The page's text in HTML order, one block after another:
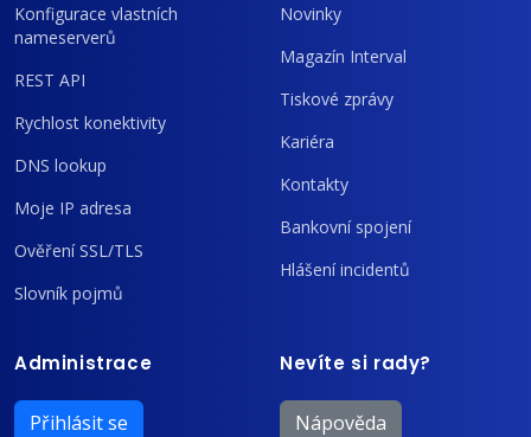
Konfigurace vlastních
nameserverů
REST API
Rychlost konektivity
DNS lookup
Moje IP adresa
Ověření SSL/TLS
Slovník pojmů
Novinky
Magazín Interval
Tiskové zprávy
Kariéra
Kontakty
Bankovní spojení
Hlášení incidentů
Administrace
Přihlásit se
Nevíte si rady?
Nápověda